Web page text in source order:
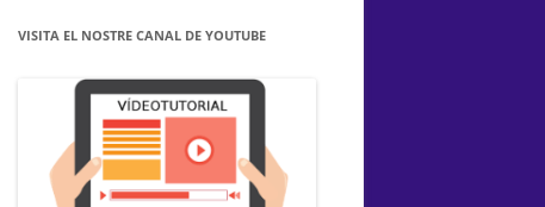
VISITA EL NOSTRE CANAL DE YOUTUBE